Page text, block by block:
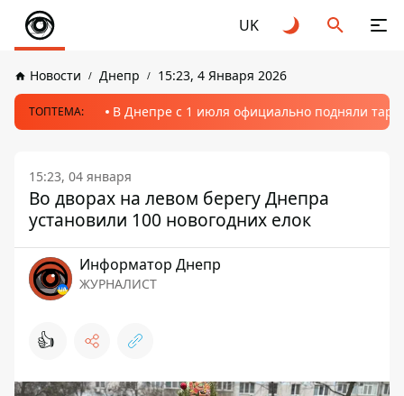
UK
Новости Днепр 15:23, 4 Января 2026
ТОПТЕМА: В Днепре с 1 июля официально подняли
15:23, 04 января
Во дворах на левом берегу Днепра
установили 100 новогодних елок
Информатор Днепр
ЖУРНАЛИСТ
👍